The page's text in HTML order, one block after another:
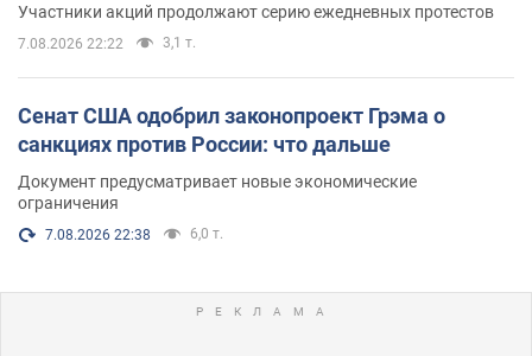
Участники акций продолжают серию ежедневных протестов
7.08.2026 22:22 3,1 т.
Сенат США одобрил законопроект Грэма о
санкциях против России: что дальше
Документ предусматривает новые экономические
ограничения
7.08.2026 22:38 6,0 т.